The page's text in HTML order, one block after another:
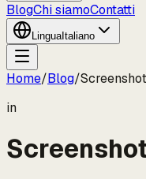
BlogChi siamoContatti
LinguaItaliano
Home/Blog/
in